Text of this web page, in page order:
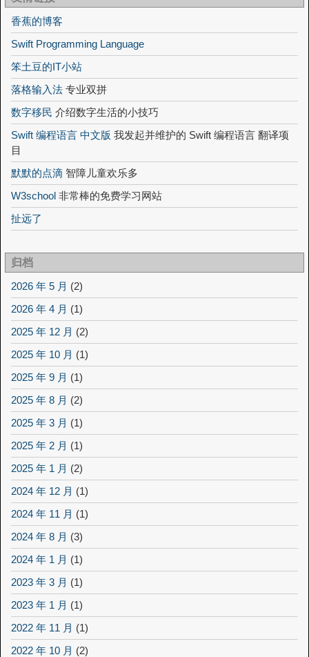
香蕉的博客
Swift Programming Language
笨土豆的IT小站
落格输入法 专业双拼
数字移民 介绍数字生活的小技巧
Swift 编程语言 中文版 我发起并维护的 Swift 编程语言 翻译项
目
默默的点滴 智障儿童欢乐多
W3school 非常棒的免费学习网站
扯远了
归档
2026 年 5 月 (2)
2026 年 4 月 (1)
2025 年 12 月 (2)
2025 年 10 月 (1)
2025 年 9 月 (1)
2025 年 8 月 (2)
2025 年 3 月 (1)
2025 年 2 月 (1)
2025 年 1 月 (2)
2024 年 12 月 (1)
2024 年 11 月 (1)
2024 年 8 月 (3)
2024 年 1 月 (1)
2023 年 3 月 (1)
2023 年 1 月 (1)
2022 年 11 月 (1)
2022 年 10 月 (2)